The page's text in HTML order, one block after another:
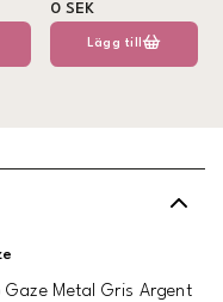
0 SEK
Lägg till
Metal Gris Argent